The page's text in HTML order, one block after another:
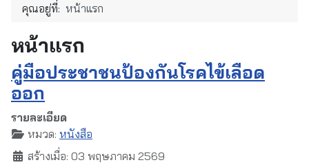
คุณอยู่ที่: หน้าแรก
หน้าแรก
คู่มือประชาชนป้องกันโรคไข้เลือด
ออก
รายละเอียด
หมวด: หนังสือ
สร้างเมื่อ: 03 พฤษภาคม 2569